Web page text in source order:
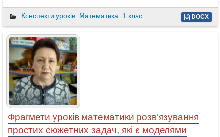
Конспекти уроків Математика 1 клас DOCX
Фрагмети уроків математики розв’язування
простих сюжетних задач, які є моделями